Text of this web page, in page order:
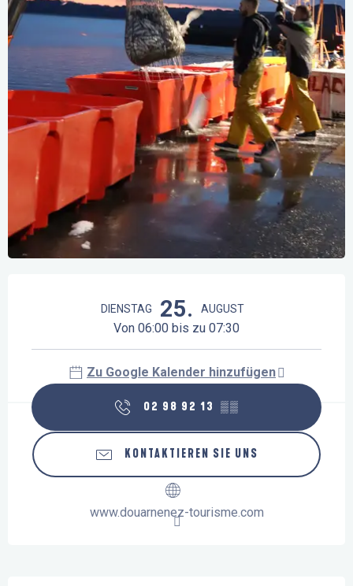
DIENSTAG 25. AUGUST
Von 06:00 bis zu 07:30
Zu Google Kalender hinzufügen
02 98 92 13 ▒▒
KONTAKTIEREN SIE UNS
www.douarnenez-tourisme.com